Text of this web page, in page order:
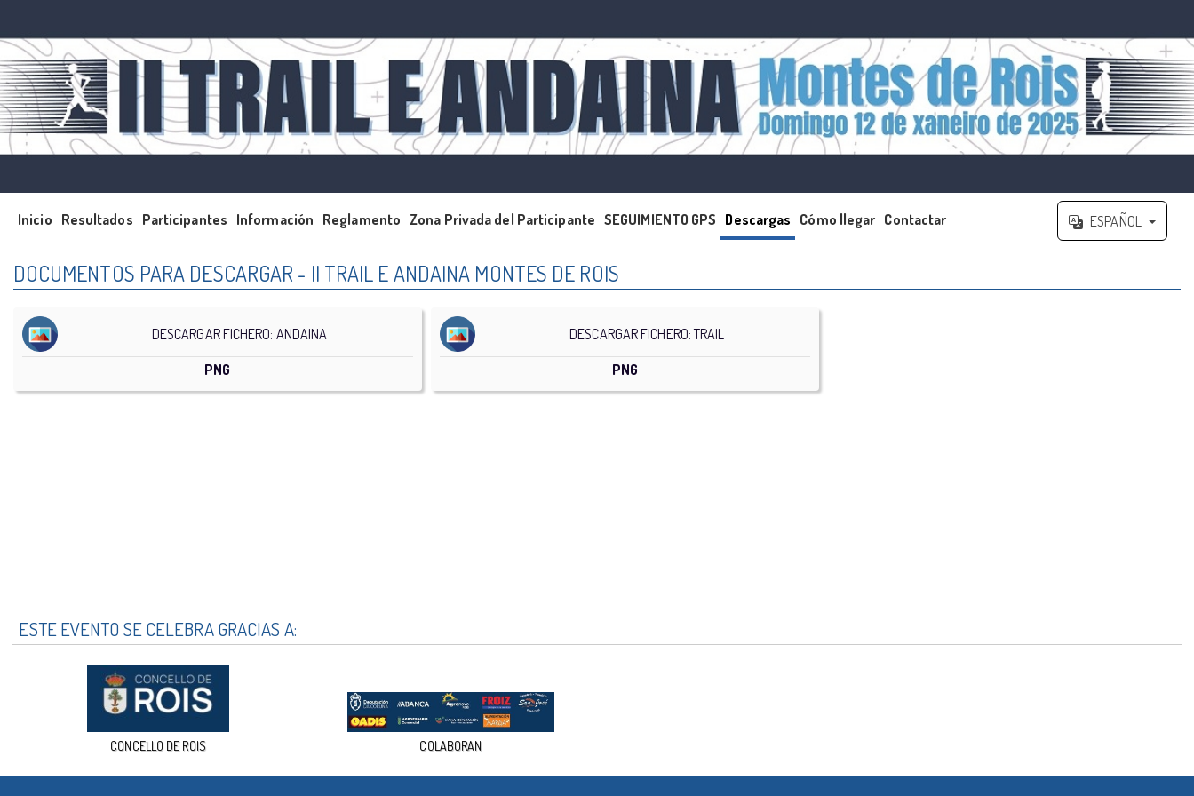
Inicio Resultados Participantes Información Reglamento Zona Privada del Participante SEGUIMIENTO GPS Descargas Cómo llegar Contactar ESPAÑOL
DOCUMENTOS PARA DESCARGAR - II TRAIL E ANDAINA MONTES DE ROIS
DESCARGAR FICHERO: ANDAINA
PNG
DESCARGAR FICHERO: TRAIL
PNG
ESTE EVENTO SE CELEBRA GRACIAS A:
CONCELLO DE ROIS COLABORAN